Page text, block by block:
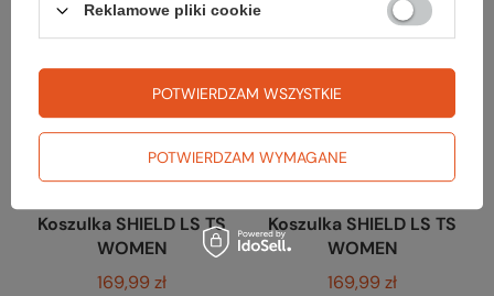
Koszulka SHIELD LS TS
WOMEN
169,99 zł
Koszulka SHIELD LS TS
WOMEN
169,99 zł
Reklamowe pliki cookie
POTWIERDZAM WYMAGANE
POTWIERDZAM WSZYSTKIE